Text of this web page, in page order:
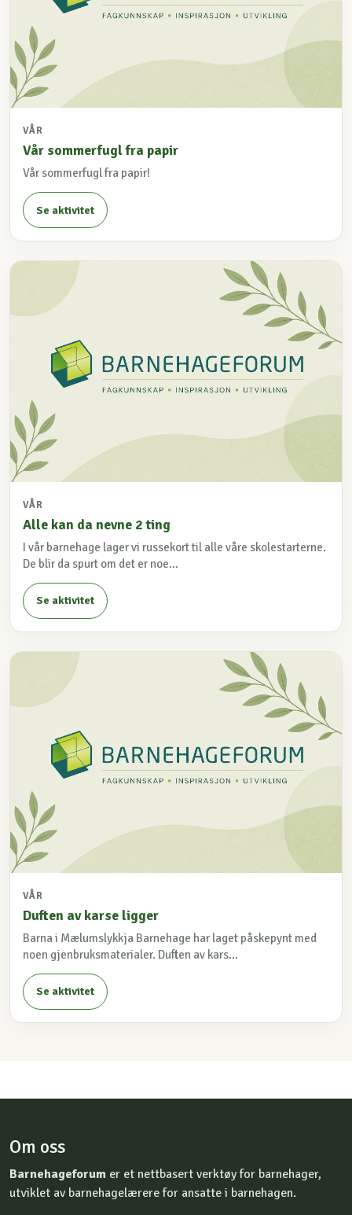
VÅR
Vår sommerfugl fra papir
Vår sommerfugl fra papir!
Se aktivitet
VÅR
Alle kan da nevne 2 ting
I vår barnehage lager vi russekort til alle våre skolestarterne.
De blir da spurt om det er noe...
Se aktivitet
VÅR
Duften av karse ligger
Barna i Mælumslykkja Barnehage har laget påskepynt med
noen gjenbruksmaterialer. Duften av kars...
Se aktivitet
Om oss
Barnehageforum er et nettbasert verktøy for barnehager,
utviklet av barnehagelærere for ansatte i barnehagen.